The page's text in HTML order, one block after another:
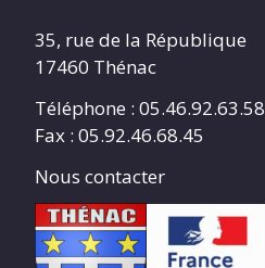
35, rue de la République
17460 Thénac
Téléphone : 05.46.92.63.58
Fax : 05.92.46.68.45
Nous contacter